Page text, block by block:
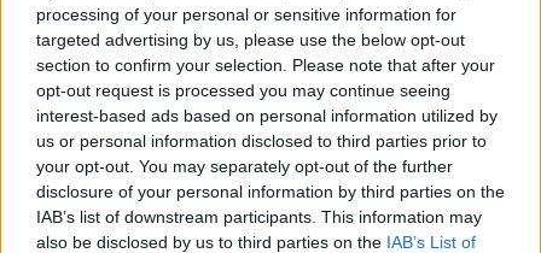
processing of your personal or sensitive information for
targeted advertising by us, please use the below opt-out
section to confirm your selection. Please note that after your
opt-out request is processed you may continue seeing
interest-based ads based on personal information utilized by
us or personal information disclosed to third parties prior to
your opt-out. You may separately opt-out of the further
disclosure of your personal information by third parties on the
IAB’s list of downstream participants. This information may
also be disclosed by us to third parties on the IAB’s List of
Χρηματοδότηση 8 εκατ.
ευρώ σε 843 μέσα
ενημέρωσης- Ξεκίνησε το
πενταετές πρόγραμμα
ενίσχυσης του Τύπου
Metlen: Ρεκόρ EBITDA στο
α' εξάμηνο, στα 550 εκατ.
ευρώ – Καθαρά κέρδη 313
εκατ. ευρώ